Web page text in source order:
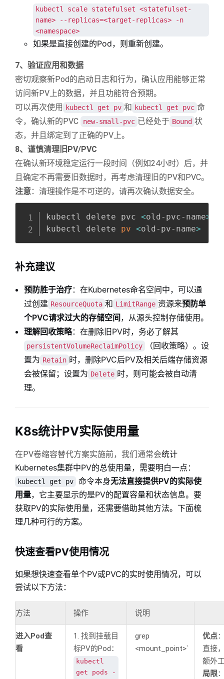
kubectl scale statefulset <statefulset-
name> --replicas=<target-replicas> -n
<namespace>
如果是直接创建的Pod，则重新创建。
7、验证应用和数据
密切观察新Pod的启动日志和行为，确认应用能够正常
访问新PV上的数据，并且功能符合预期。
可以再次使用
kubectl get pv 和 kubectl get pvc 命
令，确认新的PVC
new-small-pvc 已经处于 Bound 状
态，并且绑定到了正确的PV上。
8、谨慎清理旧PV/PVC
在确认新环境稳定运行一段时间（例如24小时）后，并
且确定不再需要旧数据时，再考虑清理旧的PV和PVC。
注意：清理操作是不可逆的，请再次确认数据安全。
kubectl delete pvc <old-pvc-name>
kubectl delete pv <old-pv-name>
补充建议
预防胜于治疗：在Kubernetes命名空间中，可以通
过创建 ResourceQuota 和 LimitRange 资源来预防单
个PVC请求过大的存储空间 ，从源头控制存储使用。
理解回收策略：在删除旧PV时，务必了解其
persistentVolumeReclaimPolicy
（回收策略）。设
置为 Retain 时，删除PVC后PV及相关后端存储资源
会被保留；设置为 Delete 时，则可能会被自动清
理。
K8s统计PV实际使用量
在PV卷缩容替代方案实施前，我们通常会统计
Kubernetes集群中PV的总使用量，需要明白一点：
kubectl get pv 命令本身无法直接提供PV的实际使
用量，它主要显示的是PV的配置容量和状态信息。要
获取PV的实际使用量，还需要借助其他方法。下面梳
理几种可行的方案。
快速查看PV使用情况
如果想快速查看单个PV或PVC的实时使用情况，可以
尝试以下方法：
方法 操作 说明
进入Pod查
看
1. 找到挂载目
标PV的Pod：
kubectl
get pods -
grep
<mount_point>`
优点
直接
额外
局限